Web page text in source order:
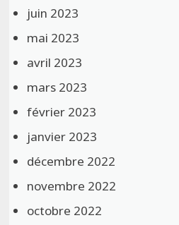
juin 2023
mai 2023
avril 2023
mars 2023
février 2023
janvier 2023
décembre 2022
novembre 2022
octobre 2022